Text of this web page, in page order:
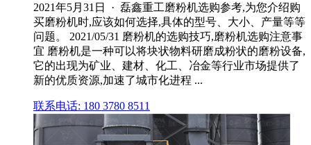
2021年5月31日 · 磊鑫重工磨粉机选购参考,为您介绍购
买磨粉机时,应该如何选择,具体的型号、大小、产量等等
问题。 2021/05/31 磨粉机的选购技巧,磨粉机选购注意事
宜 磨粉机是一种可以将块状物料研磨成粉状的磨粉设备,
它的出现为矿业、建材、化工、冶金等行业市场提供了
新的优质资源,加速了城市化进程 ...
联系电话: 180 3780 8511